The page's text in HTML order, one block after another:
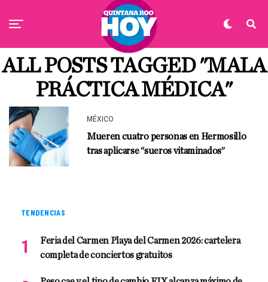
ALL POSTS TAGGED "MALA
PRÁCTICA MÉDICA"
MÉXICO
Mueren cuatro personas en Hermosillo
tras aplicarse “sueros vitaminados”
TENDENCIAS
Feria del Carmen Playa del Carmen 2026: cartelera
completa de conciertos gratuitos